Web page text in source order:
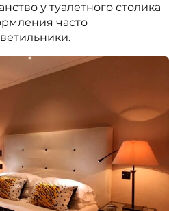
у туалетного столика
часто